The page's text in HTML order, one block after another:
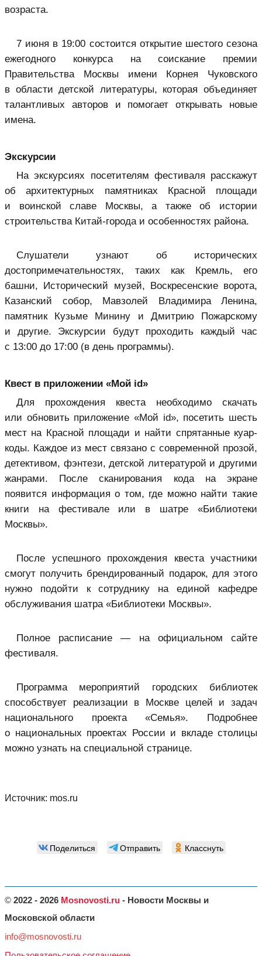
возраста.
7 июня в 19:00 состоится открытие шестого сезона
ежегодного конкурса на соискание премии
Правительства Москвы имени Корнея Чуковского
в области детской литературы, которая объединяет
талантливых авторов и помогает открывать новые
имена.
Экскурсии
На экскурсиях посетителям фестиваля расскажут
об архитектурных памятниках Красной площади
и воинской славе Москвы, а также об истории
строительства Китай-города и особенностях района.
Слушатели узнают об исторических
достопримечательностях, таких как Кремль, его
башни, Исторический музей, Воскресенские ворота,
Казанский собор, Мавзолей Владимира Ленина,
памятник Кузьме Минину и Дмитрию Пожарскому
и другие. Экскурсии будут проходить каждый час
с 13:00 до 17:00 (в день программы).
Квест в приложении «Мой id»
Для прохождения квеста необходимо скачать
или обновить приложение «Мой id», посетить шесть
мест на Красной площади и найти спрятанные куар-
коды. Каждое из мест связано с современной прозой,
детективом, фэнтези, детской литературой и другими
жанрами. После сканирования кода на экране
появится информация о том, где можно найти такие
книги на фестивале или в шатре «Библиотеки
Москвы».
После успешного прохождения квеста участники
смогут получить брендированный подарок, для этого
нужно подойти к сотруднику на единой кафедре
обслуживания шатра «Библиотеки Москвы».
Полное расписание — на официальном сайте
фестиваля.
Программа мероприятий городских библиотек
способствует реализации в Москве целей и задач
национального проекта «Семья». Подробнее
о национальных проектах России и вкладе столицы
можно узнать на специальной странице.
Источник: mos.ru
Поделиться Отправить Класснуть
© 2022 - 2026 Mosnovosti.ru - Новости Москвы и
Московской области
info@mosnovosti.ru